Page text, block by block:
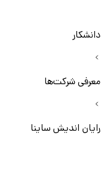
دانشکار
معرفی شرکت‌ها
رایان اندیش ساینا